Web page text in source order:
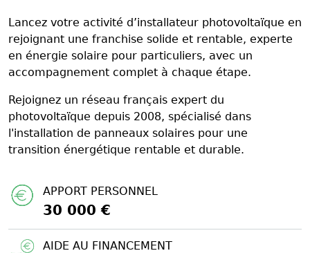
Lancez votre activité d’installateur photovoltaïque en
rejoignant une franchise solide et rentable, experte
en énergie solaire pour particuliers, avec un
accompagnement complet à chaque étape.
Rejoignez un réseau français expert du
photovoltaïque depuis 2008, spécialisé dans
l'installation de panneaux solaires pour une
transition énergétique rentable et durable.
APPORT PERSONNEL
30 000 €
AIDE AU FINANCEMENT